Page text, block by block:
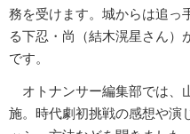
務を受けます。城からは追っ
る下忍・尚（結木滉星さん）
です。
オトナンサー編集部では、
施。時代劇初挑戦の感想や演